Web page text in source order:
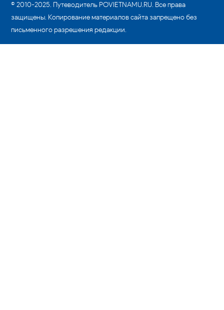
© 2010-2025. Путеводитель POVIETNAMU.RU. Все права
защищены. Копирование материалов сайта запрещено без
письменного разрешения редакции.